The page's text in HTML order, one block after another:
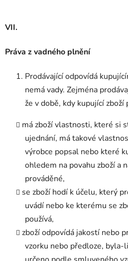
VII.
Práva z vadného plnění
Prodávající odpovídá
nemá vady. Zejména
že v době, kdy kupující zboží
má zboží vlastnosti, které si
ujednání, má takové
výrobce popsal nebo které
ohledem na povahu zboží a
prováděné,
se zboží hodí k účelu, který
uvádí nebo ke kterému se
používá,
zboží odpovídá jakostí nebo
vzorku nebo předloze,